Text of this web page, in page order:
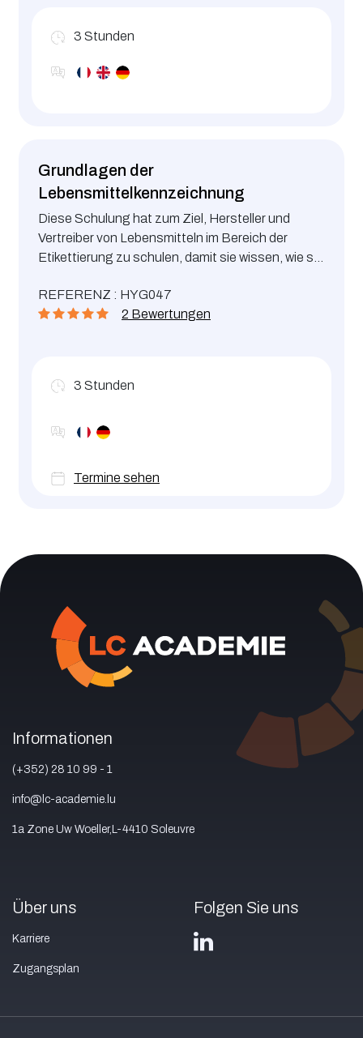
3 Stunden
Grundlagen der
Lebensmittelkennzeichnung
Diese Schulung hat zum Ziel, Hersteller und
Vertreiber von Lebensmitteln im Bereich der
Etikettierung zu schulen, damit sie wissen, wie sie
wichtigen und gesetzlich vorgeschriebenen
REFERENZ : HYG047
2 Bewertungen
3 Stunden
Termine sehen
Informationen
(+352) 28 10 99 - 1
info@lc-academie.lu
1a Zone Uw Woeller,L-4410 Soleuvre
Über uns
Karriere
Zugangsplan
Folgen Sie uns